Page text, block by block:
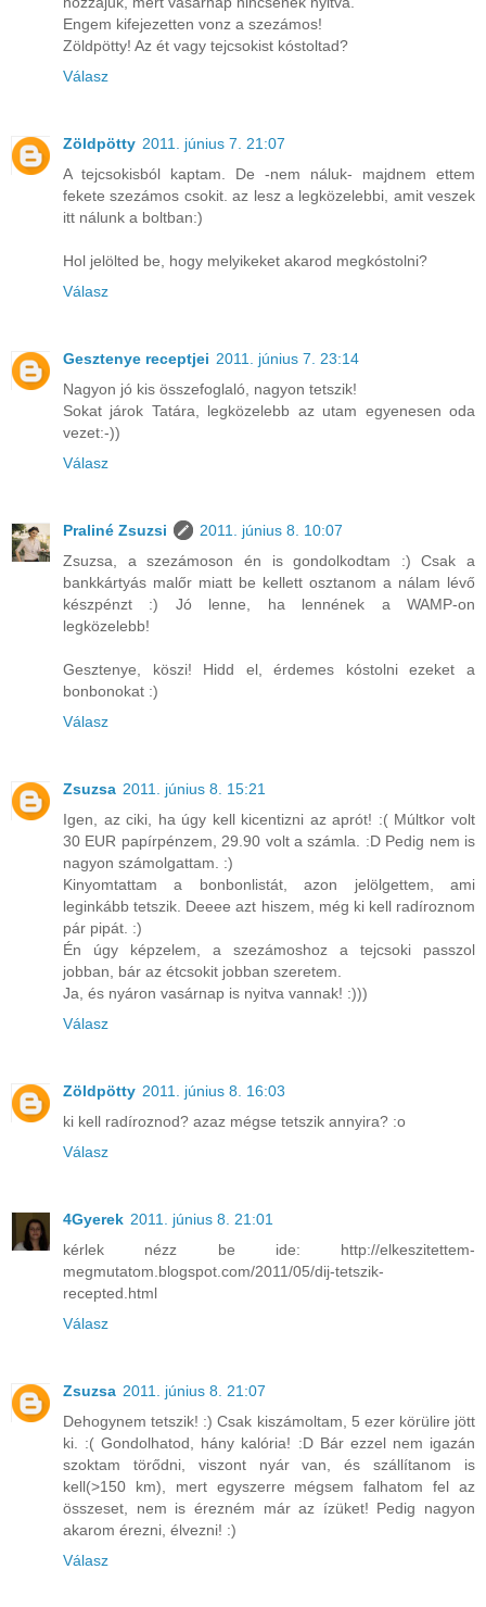
Engem kifejezetten vonz a szezámos!
Zöldpötty! Az ét vagy tejcsokist kóstoltad?
Válasz
Zöldpötty 2011. június 7. 21:07
A tejcsokisból kaptam. De -nem náluk- majdnem ettem
fekete szezámos csokit. az lesz a legközelebbi, amit veszek
itt nálunk a boltban:)
Hol jelölted be, hogy melyikeket akarod megkóstolni?
Válasz
Gesztenye receptjei 2011. június 7. 23:14
Nagyon jó kis összefoglaló, nagyon tetszik!
Sokat járok Tatára, legközelebb az utam egyenesen oda
vezet:-))
Válasz
Praliné Zsuzsi
2011. június 8. 10:07
Zsuzsa, a szezámoson én is gondolkodtam :) Csak a
bankkártyás malőr miatt be kellett osztanom a nálam lévő
készpénzt :) Jó lenne, ha lennének a WAMP-on
legközelebb!
Gesztenye, köszi! Hidd el, érdemes kóstolni ezeket a
bonbonokat :)
Válasz
Zsuzsa 2011. június 8. 15:21
Igen, az ciki, ha úgy kell kicentizni az aprót! :( Múltkor volt
30 EUR papírpénzem, 29.90 volt a számla. :D Pedig nem is
nagyon számolgattam. :)
Kinyomtattam a bonbonlistát, azon jelölgettem, ami
leginkább tetszik. Deeee azt hiszem, még ki kell radíroznom
pár pipát. :)
Én úgy képzelem, a szezámoshoz a tejcsoki passzol
jobban, bár az étcsokit jobban szeretem.
Ja, és nyáron vasárnap is nyitva vannak! :)))
Válasz
Zöldpötty 2011. június 8. 16:03
ki kell radíroznod? azaz mégse tetszik annyira? :o
Válasz
4Gyerek 2011. június 8. 21:01
kérlek nézz be ide: http://elkeszitettem-
megmutatom.blogspot.com/2011/05/dij-tetszik-
recepted.html
Válasz
Zsuzsa 2011. június 8. 21:07
Dehogynem tetszik! :) Csak kiszámoltam, 5 ezer körülire jött
ki. :( Gondolhatod, hány kalória! :D Bár ezzel nem igazán
szoktam törődni, viszont nyár van, és szállítanom is
kell(>150 km), mert egyszerre mégsem falhatom fel az
összeset, nem is érezném már az ízüket! Pedig nagyon
akarom érezni, élvezni! :)
Válasz